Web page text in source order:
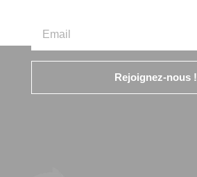
Rejoignez-nous !